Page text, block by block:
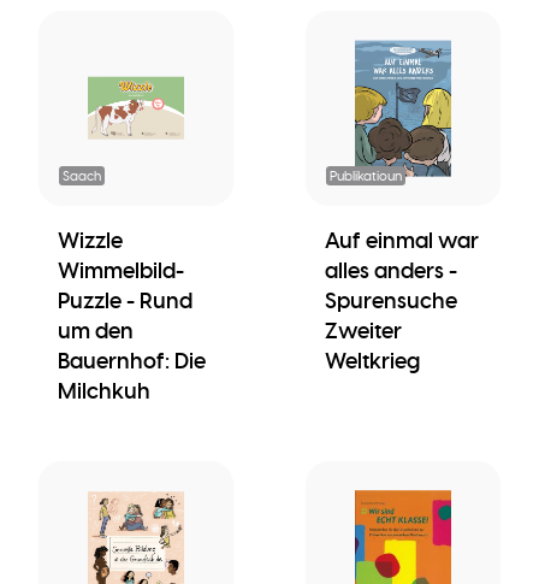
Saach
Wizzle
Wimmelbild-
Puzzle - Rund
um den
Bauernhof: Die
Milchkuh
Publikatioun
Auf einmal war
alles anders -
Spurensuche
Zweiter
Weltkrieg